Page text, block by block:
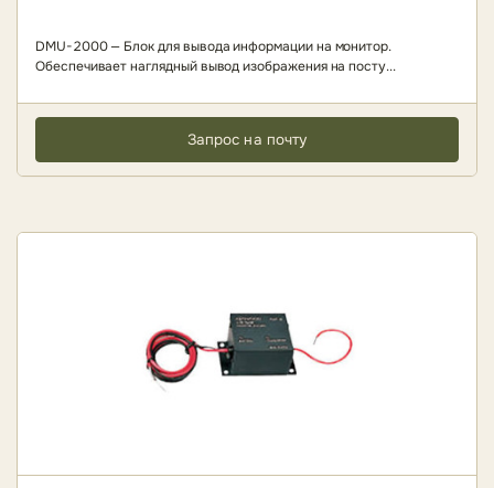
DMU-2000 — Блок для вывода информации на монитор.
Обеспечивает наглядный вывод изображения на посту...
Запрос на почту